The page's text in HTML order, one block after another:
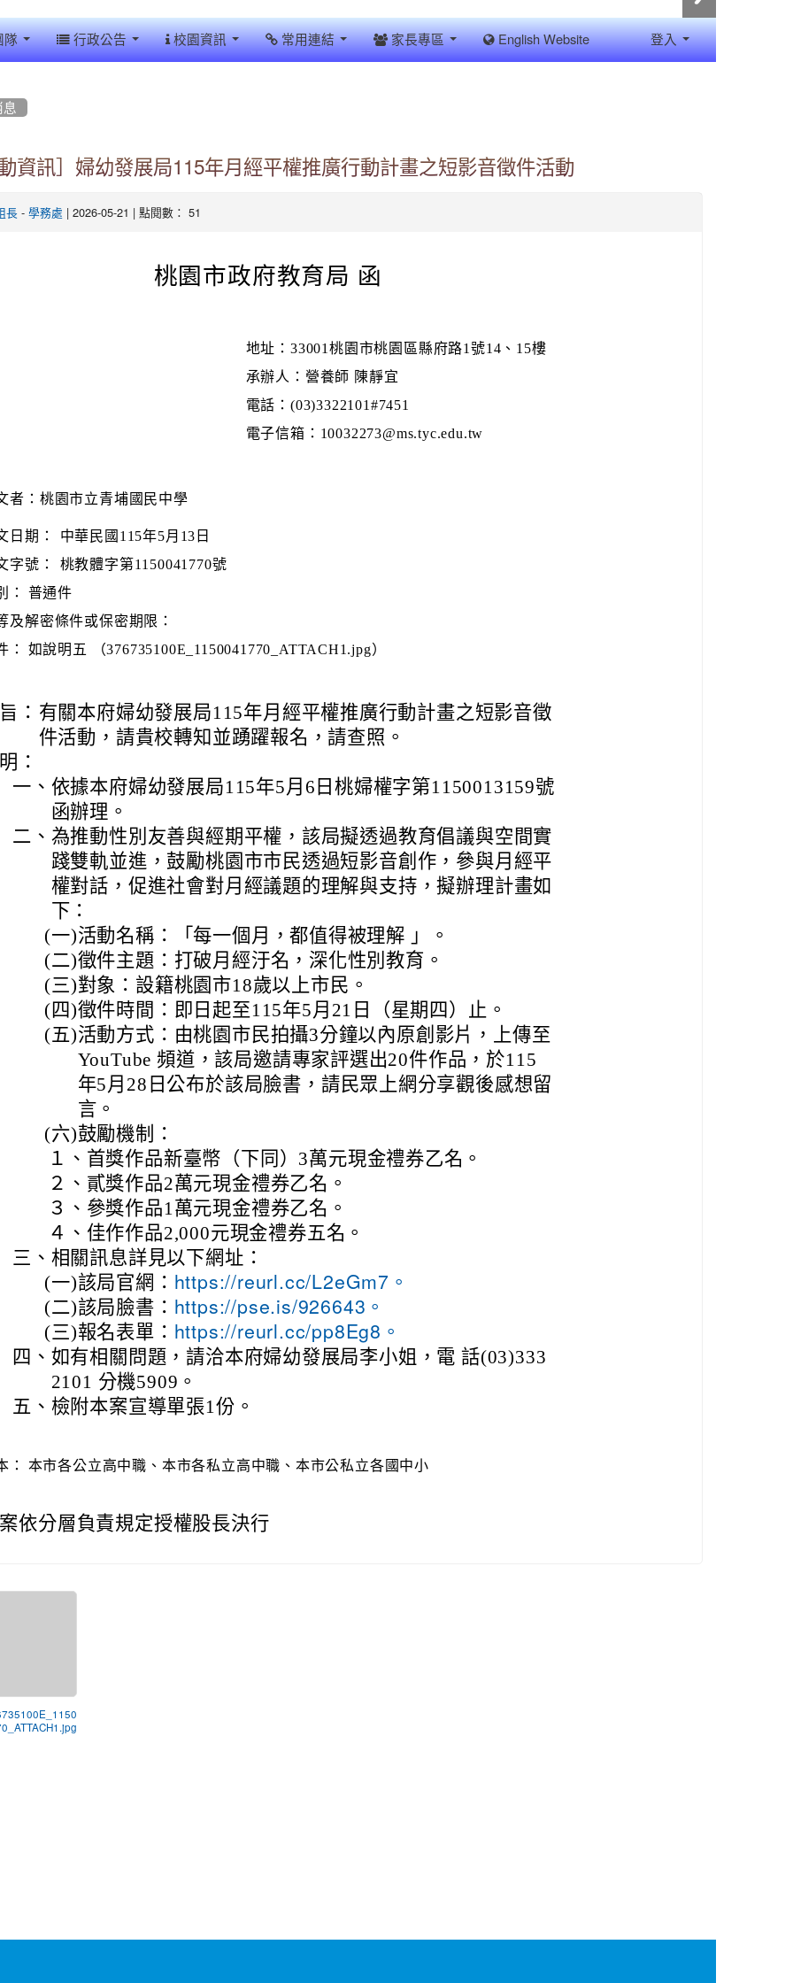
隊 行政公告 校園資訊 常用連結 家長專區 English Website 登入
息
資訊］婦幼發展局115年月經平權推廣行動計畫之短影音徵件活動
長- 學務處 | 2026-05-21 | 點閱數： 51
桃園市政府教育局 函
地址：33001桃園市桃園區縣府路1號14、15樓
承辦人：營養師 陳靜宜
電話：(03)3322101#7451
電子信箱：10032273@ms.tyc.edu.tw
者：桃園市立青埔國民中學
日期：
中華民國115年5月13日
字號：
桃教體字第1150041770號
：
普通件
及解密條件或保密期限：
：
如說明五 （376735100E_1150041770_ATTACH1.jpg）
： 有關本府婦幼發展局115年月經平權推廣行動計畫之短影音徵
件活動，請貴校轉知並踴躍報名，請查照。
：
一、 依據本府婦幼發展局115年5月6日桃婦權字第1150013159號
函辦理。
二、 為推動性別友善與經期平權，該局擬透過教育倡議與空間實
踐雙軌並進，鼓勵桃園市市民透過短影音創作，參與月經平
權對話，促進社會對月經議題的理解與支持，擬辦理計畫如
下：
(一)活動名稱：「每一個月，都值得被理解 」。
(二)徵件主題：打破月經汙名，深化性別教育。
(三)對象：設籍桃園市18歲以上市民。
(四)徵件時間：即日起至115年5月21日（星期四）止。
(五)活動方式：由桃園市民拍攝3分鐘以內原創影片，上傳至
YouTube 頻道，該局邀請專家評選出20件作品，於115
年5月28日公布於該局臉書，請民眾上網分享觀後感想留
言。
(六)鼓勵機制：
１、 首獎作品新臺幣（下同）3萬元現金禮券乙名。
２、 貳獎作品2萬元現金禮券乙名。
３、 參獎作品1萬元現金禮券乙名。
４、 佳作作品2,000元現金禮券五名。
三、 相關訊息詳見以下網址：
(一)該局官網： https://reurl.cc/L2eGm7。
(二)該局臉書： https://pse.is/926643。
(三)報名表單： https://reurl.cc/pp8Eg8。
四、 如有相關問題，請洽本府婦幼發展局李小姐，電 話(03)333
2101 分機5909。
五、 檢附本案宣導單張1份。
： 本市各公立高中職、本市各私立高中職、本市公私立各國中小
依分層負責規定授權股長決行